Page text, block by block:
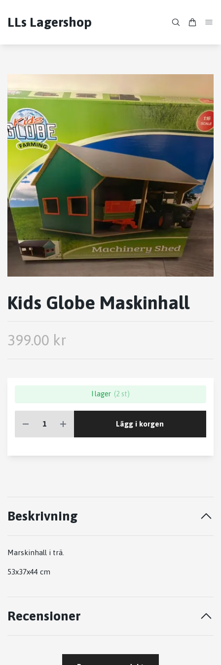
LLs Lagershop
Kids Globe Maskinhall
399.00 kr
I lager (2 st)
Lägg i korgen
Beskrivning
Marskinhall i trä.
53x37x44 cm
Recensioner